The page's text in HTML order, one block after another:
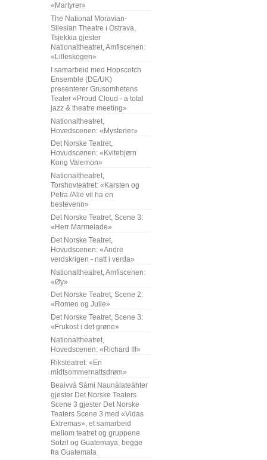
«Martyrer»
The National Moravian-
Silesian Theatre i Ostrava,
Tsjekkia gjester
Nationaltheatret, Amfiscenen:
«Lilleskogen»
I samarbeid med Hopscotch
Ensemble (DE/UK)
presenterer Grusomhetens
Teater «Proud Cloud - a total
jazz & theatre meeting»
Nationaltheatret,
Hovedscenen: «Mysterier»
Det Norske Teatret,
Hovudscenen: «Kvitebjørn
Kong Valemon»
Nationaltheatret,
Torshovteatret: «Karsten og
Petra /Alle vil ha en
bestevenn»
Det Norske Teatret, Scene 3:
«Herr Marmelade»
Det Norske Teatret,
Hovudscenen: «Andre
verdskrigen - natt i verda»
Nationaltheatret, Amfiscenen:
«Øy»
Det Norske Teatret, Scene 2:
«Romeo og Julie»
Det Norske Teatret, Scene 3:
«Frukost i det grøne»
Nationaltheatret,
Hovedscenen: «Richard III»
Riksteatret: «En
midtsommernattsdrøm»
Beaivvá Sámi Naunálateáhter
gjester Det Norske Teaters
Scene 3 gjester Det Norske
Teaters Scene 3 med «Vidas
Extremas», et samarbeid
mellom teatret og gruppene
Sotzil og Guatemaya, begge
fra Guatemala